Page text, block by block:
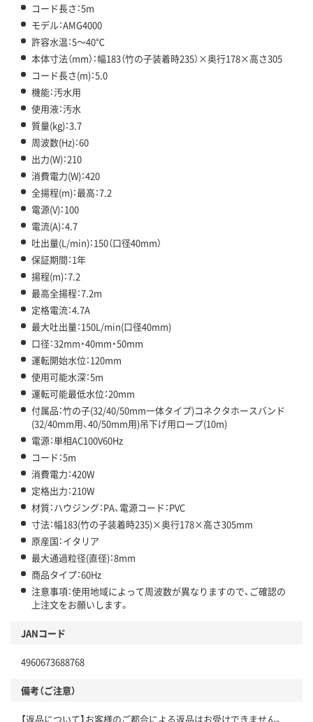
コード長さ：5m
モデル：AMG4000
許容水温：5～40℃
本体寸法（mm）：幅183（竹の子装着時235）×奥行178×高さ305
コード長さ(m)：5.0
機能：汚水用
使用液：汚水
質量(kg)：3.7
周波数(Hz)：60
出力(W)：210
消費電力(W)：420
全揚程(m)：最高：7.2
電源(V)：100
電流(A)：4.7
吐出量(L/min)：150（口径40mm）
保証期間：1年
揚程(m)：7.2
最高全揚程：7.2m
定格電流：4.7A
最大吐出量：150L/min(口径40mm)
口径：32mm・40mm・50mm
運転開始水位：120mm
使用可能水深：5m
運転可能最低水位：20mm
付属品：竹の子(32/40/50mm一体タイプ)コネクタホースバンド
(32/40mm用、40/50mm用)吊下げ用ロープ(10m)
電源：単相AC100V60Hz
コード：5m
消費電力：420W
定格出力：210W
材質：ハウジング：PA、電源コード：PVC
寸法：幅183(竹の子装着時235)×奥行178×高さ305mm
原産国：イタリア
最大通過粒径(直径)：8mm
商品タイプ：60Hz
注意事項：使用地域によって周波数が異なりますので、ご確認の
上注文をお願いします。
JANコード
4960673688768
備考（ご注意）
【返品について】お客様のご都合による返品はお受けできません。